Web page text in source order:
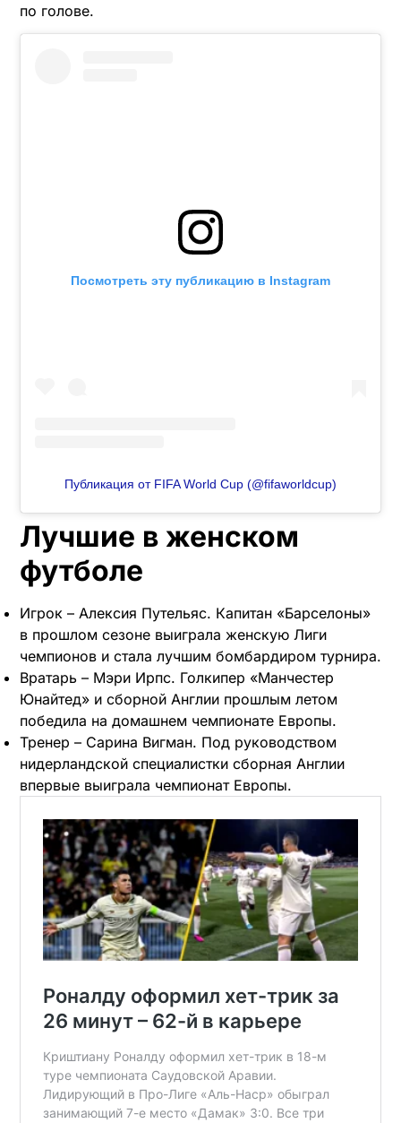
по голове.
Посмотреть эту публикацию в Instagram
Публикация от FIFA World Cup (@fifaworldcup)
Лучшие в женском
футболе
Игрок – Алексия Путельяс. Капитан «Барселоны»
в прошлом сезоне выиграла женскую Лиги
чемпионов и стала лучшим бомбардиром турнира.
Вратарь – Мэри Ирпс. Голкипер «Манчестер
Юнайтед» и сборной Англии прошлым летом
победила на домашнем чемпионате Европы.
Тренер – Сарина Вигман. Под руководством
нидерландской специалистки сборная Англии
впервые выиграла чемпионат Европы.